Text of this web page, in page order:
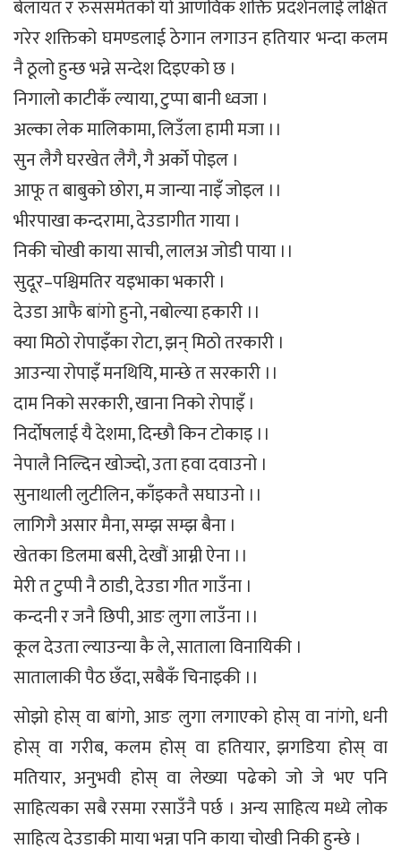
बेलायत र रुससमेतको यो आणविक शक्ति प्रदर्शनलाई लक्षित
गरेर शक्तिको घमण्डलाई ठेगान लगाउन हतियार भन्दा कलम
नै ठूलो हुन्छ भन्ने सन्देश दिइएको छ ।
निगालो काटीकँ ल्याया, टुप्पा बानी ध्वजा ।
अल्का लेक मालिकामा, लिउँला हामी मजा ।।
सुन लैगै घरखेत लैगै, गै अर्को पोइल ।
आफू त बाबुको छोरा, म जान्या नाइँ जोइल ।।
भीरपाखा कन्दरामा, देउडागीत गाया ।
निकी चोखी काया साची, लालअ जोडी पाया ।।
सुदूर–पश्चिमतिर यइभाका भकारी ।
देउडा आफै बांगो हुनो, नबोल्या हकारी ।।
क्या मिठो रोपाइँका रोटा, झन् मिठो तरकारी ।
आउन्या रोपाइँ मनथियि, मान्छे त सरकारी ।।
दाम निको सरकारी, खाना निको रोपाइँ ।
निर्दोषलाई यै देशमा, दिन्छौ किन टोकाइ ।।
नेपालै निल्दिन खोज्दो, उता हवा दवाउनो ।
सुनाथाली लुटीलिन, काँइकतै सघाउनो ।।
लागिगै असार मैना, सम्झ सम्झ बैना ।
खेतका डिलमा बसी, देखौं आम्नी ऐना ।।
मेरी त टुप्पी नै ठाडी, देउडा गीत गाउँना ।
कन्दनी र जनै छिपी, आङ लुगा लाउँना ।।
कूल देउता ल्याउन्या कै ले, साताला विनायिकी ।
सातालाकी पैठ छँदा, सबैकँ चिनाइकी ।।
सोझो होस् वा बांगो, आङ लुगा लगाएको होस् वा नांगो, धनी
होस् वा गरीब, कलम होस् वा हतियार, झगडिया होस् वा
मतियार, अनुभवी होस् वा लेख्या पढेको जो जे भए पनि
साहित्यका सबै रसमा रसाउँनै पर्छ । अन्य साहित्य मध्ये लोक
साहित्य देउडाकी माया भन्ना पनि काया चोखी निकी हुन्छे ।